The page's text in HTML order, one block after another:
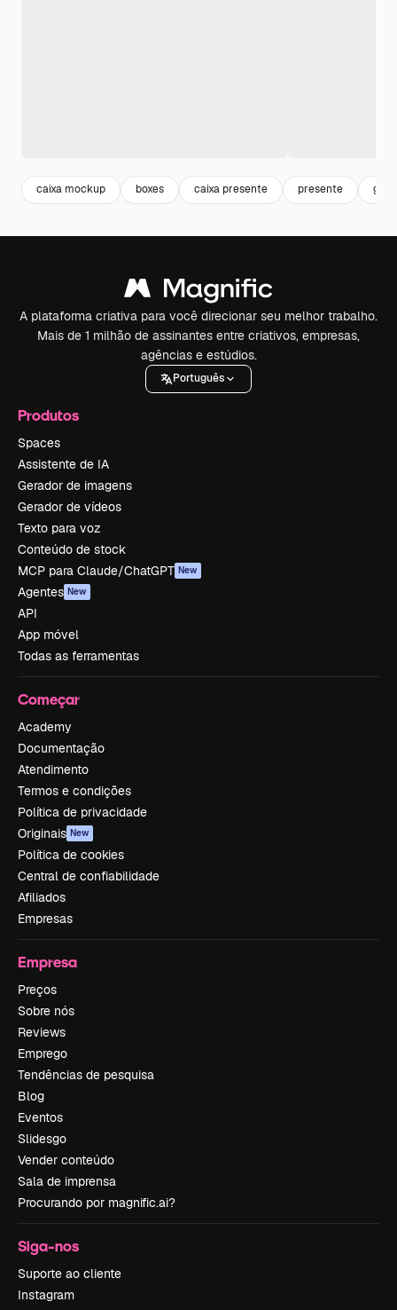
caixa mockup boxes caixa presente presente gift
A plataforma criativa para você direcionar seu melhor trabalho.
Mais de 1 milhão de assinantes entre criativos, empresas,
agências e estúdios.
Português
Produtos
Spaces
Assistente de IA
Gerador de imagens
Gerador de vídeos
Texto para voz
Conteúdo de stock
MCP para Claude/ChatGPT New
Agentes New
API
App móvel
Todas as ferramentas
Começar
Academy
Documentação
Atendimento
Termos e condições
Política de privacidade
Originais New
Política de cookies
Central de confiabilidade
Afiliados
Empresas
Empresa
Preços
Sobre nós
Reviews
Emprego
Tendências de pesquisa
Blog
Eventos
Slidesgo
Vender conteúdo
Sala de imprensa
Procurando por magnific.ai?
Siga-nos
Suporte ao cliente
Instagram